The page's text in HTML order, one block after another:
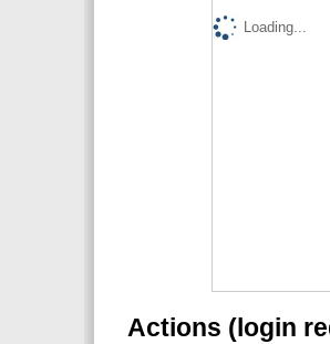
Loading...
Actions (login